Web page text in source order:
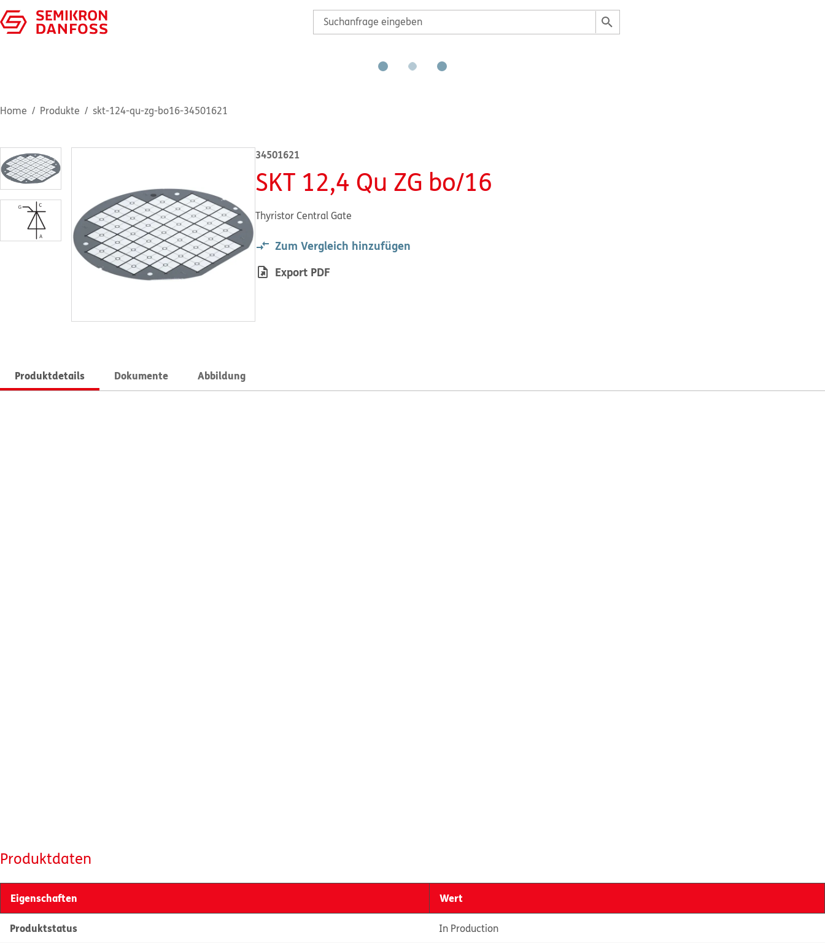
Home Produkte skt-124-qu-zg-bo16-34501621
34501621
SKT 12,4 Qu ZG bo/16
Thyristor Central Gate
Zum Vergleich hinzufügen
Export PDF
Produktdetails Dokumente Abbildung
Produktdaten
Eigenschaften Wert
Produktstatus In Production